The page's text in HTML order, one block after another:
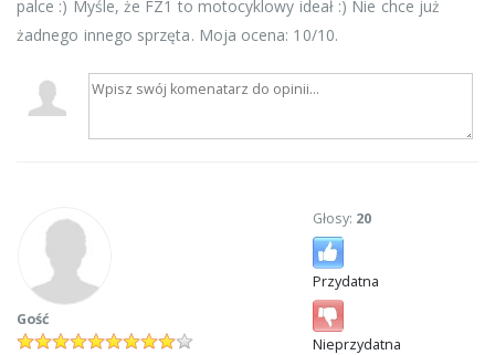
palce :) Myśle, że FZ1 to motocyklowy ideał :) Nie chce już
żadnego innego sprzęta. Moja ocena: 10/10.
Gość
Głosy: 20
Przydatna
Nieprzydatna